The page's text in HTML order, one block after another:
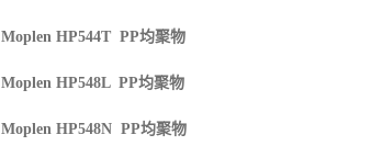
Moplen HP544T PP均聚物
Moplen HP548L PP均聚物
Moplen HP548N PP均聚物